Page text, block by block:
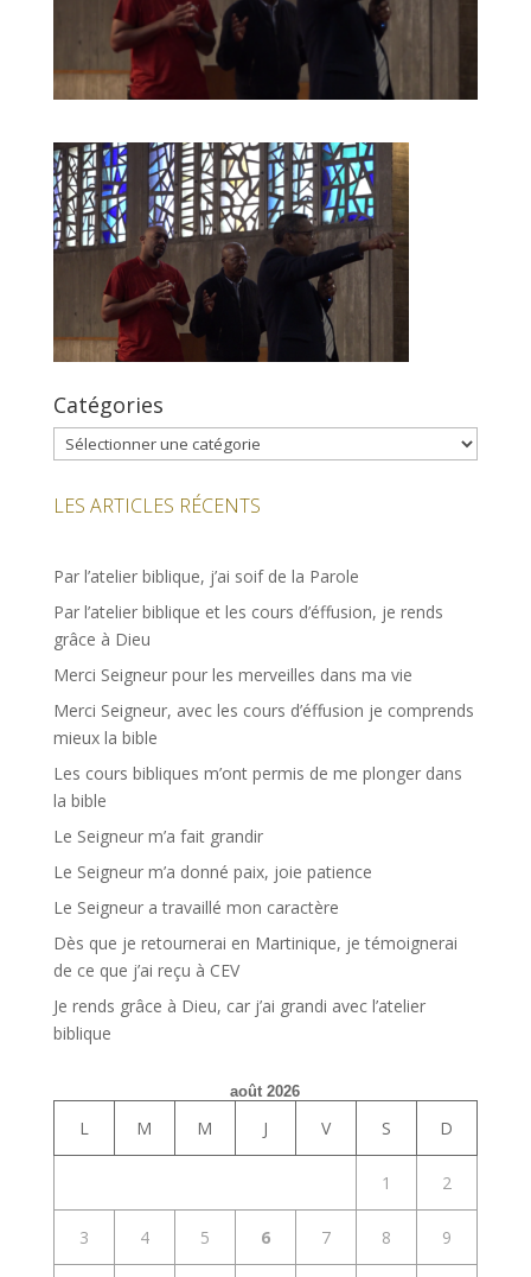
Catégories
Catégories
LES ARTICLES RÉCENTS
Par l’atelier biblique, j’ai soif de la Parole
Par l’atelier biblique et les cours d’éffusion, je rends
grâce à Dieu
Merci Seigneur pour les merveilles dans ma vie
Merci Seigneur, avec les cours d’éffusion je comprends
mieux la bible
Les cours bibliques m’ont permis de me plonger dans
la bible
Le Seigneur m’a fait grandir
Le Seigneur m’a donné paix, joie patience
Le Seigneur a travaillé mon caractère
Dès que je retournerai en Martinique, je témoignerai
de ce que j’ai reçu à CEV
Je rends grâce à Dieu, car j’ai grandi avec l’atelier
biblique
août 2026
L M M J V S D
1 2
3 4 5 6 7 8 9